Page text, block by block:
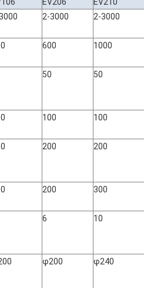
EV206 EV210
2-3000 2-3000
600 1000
50 50
100 100
200 200
200 300
6 10
φ200 φ240